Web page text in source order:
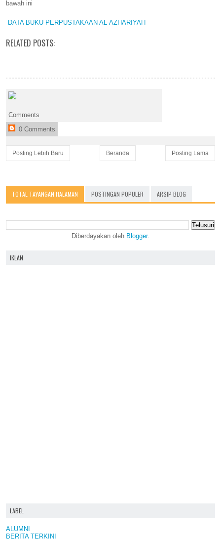
bawah ini
DATA BUKU PERPUSTAKAAN AL-AZHARIYAH
RELATED POSTS:
Comments
0 Comments
Posting Lebih Baru Posting Lama
Beranda
TOTAL TAYANGAN HALAMAN POSTINGAN POPULER ARSIP BLOG
Diberdayakan oleh Blogger.
IKLAN
LABEL
ALUMNI
BERITA TERKINI